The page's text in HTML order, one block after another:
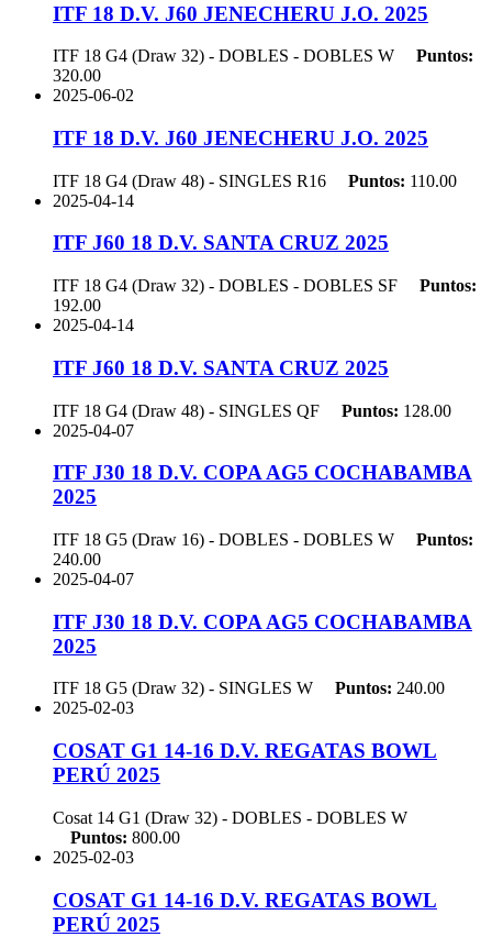
ITF 18 D.V. J60 JENECHERU J.O. 2025
ITF 18 G4 (Draw 32) - DOBLES - DOBLES W
Puntos:
320.00
2025-06-02
ITF 18 D.V. J60 JENECHERU J.O. 2025
ITF 18 G4 (Draw 48) - SINGLES R16 Puntos: 110.00
2025-04-14
ITF J60 18 D.V. SANTA CRUZ 2025
ITF 18 G4 (Draw 32) - DOBLES - DOBLES SF
Puntos:
192.00
2025-04-14
ITF J60 18 D.V. SANTA CRUZ 2025
ITF 18 G4 (Draw 48) - SINGLES QF Puntos: 128.00
2025-04-07
ITF J30 18 D.V. COPA AG5 COCHABAMBA
2025
ITF 18 G5 (Draw 16) - DOBLES - DOBLES W
Puntos:
240.00
2025-04-07
ITF J30 18 D.V. COPA AG5 COCHABAMBA
2025
ITF 18 G5 (Draw 32) - SINGLES W Puntos: 240.00
2025-02-03
COSAT G1 14-16 D.V. REGATAS BOWL
PERÚ 2025
Cosat 14 G1 (Draw 32) - DOBLES - DOBLES W
Puntos: 800.00
2025-02-03
COSAT G1 14-16 D.V. REGATAS BOWL
PERÚ 2025